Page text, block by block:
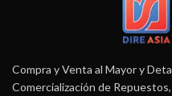
Compra y Venta al Mayor y
Comercialización de